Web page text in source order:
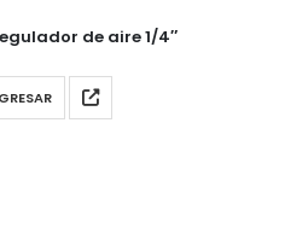
de aire 1/4″